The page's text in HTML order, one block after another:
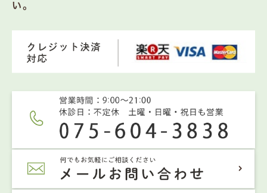
い。